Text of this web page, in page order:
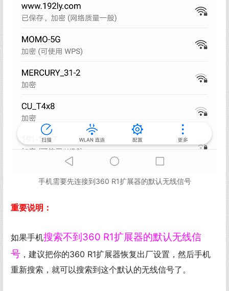
手机需要先连接到360 R1扩展器的默认无线信号
重要说明：
如果手机搜索不到360 R1扩展器的默认无线信
号 ，建议把你的360 R1扩展器恢复出厂设置，然后手机
重新搜索，就可以搜索到这个默认的无线信号了。